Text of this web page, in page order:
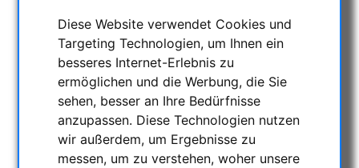
Diese Website verwendet Cookies und
Targeting Technologien, um Ihnen ein
besseres Internet-Erlebnis zu
ermöglichen und die Werbung, die Sie
sehen, besser an Ihre Bedürfnisse
anzupassen. Diese Technologien nutzen
wir außerdem, um Ergebnisse zu
messen, um zu verstehen, woher unsere
KATEGORIEN
NACHTSICHTGERÄTE , WÄRMEKAMERAS &
ENTFERNUNGSMESSER
AKTUELLE ANGEBOTE
ASTROPROFESSIONAL TELESCOPES